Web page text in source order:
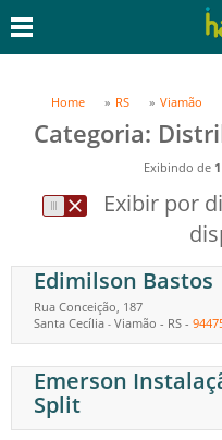
Home RS Viamão
Exibindo de
Exibir por
Edimilson Bastos
Rua Conceição, 187
Santa Cecília - Viamão - RS -
Emerson
Split